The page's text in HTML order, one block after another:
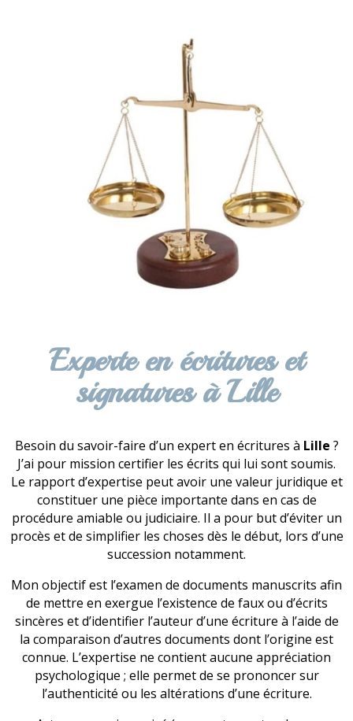
Experte en écritures et
signatures à Lille
Besoin du savoir-faire d’un expert en écritures à Lille ?
J’ai pour mission certifier les écrits qui lui sont soumis.
Le rapport d’expertise peut avoir une valeur juridique et
constituer une pièce importante dans en cas de
procédure amiable ou judiciaire. Il a pour but d’éviter un
procès et de simplifier les choses dès le début, lors d’une
succession notamment.
Mon objectif est l’examen de documents manuscrits afin
de mettre en exergue l’existence de faux ou d’écrits
sincères et d’identifier l’auteur d’une écriture à l’aide de
la comparaison d’autres documents dont l’origine est
connue. L’expertise ne contient aucune appréciation
psychologique ; elle permet de se prononcer sur
l’authenticité ou les altérations d’une écriture.